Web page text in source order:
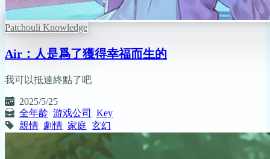
Patchouli Knowledge
Air：人是爲了獲得幸福而生的
我可以抵達終點了吧
2025/5/25
全年龄 游戏公司
Key
親情 劇情 家庭 玄幻